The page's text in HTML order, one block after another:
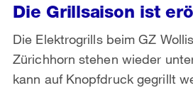
Die Grillsaison ist
Die Elektrogrills beim GZ
Zürichhorn stehen wieder
kann auf Knopfdruck gegrillt